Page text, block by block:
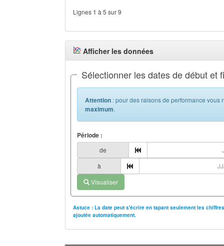
Lignes 1 à 5 sur 9
Afficher les données
Sélectionner les dates de début et
Attention : pour des raisons de performance
maximum.
Période :
de
à
Visualiser
Astuce : La date peut s'écrire en tapant seulement les
ajoutée automatiquement.